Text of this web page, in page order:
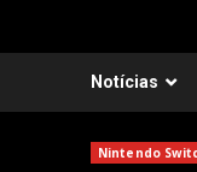
Notícias
Nintendo